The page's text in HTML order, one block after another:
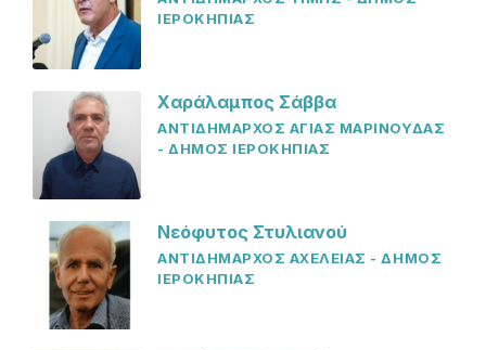
ΙΕΡΟΚΗΠΙΑΣ
Χαράλαμπος Σάββα
ΑΝΤΙΔΗΜΑΡΧΟΣ ΑΓΙΑΣ ΜΑΡΙΝΟΥΔΑΣ
- ΔΗΜΟΣ ΙΕΡΟΚΗΠΙΑΣ
Νεόφυτος Στυλιανού
ΑΝΤΙΔΗΜΑΡΧΟΣ ΑΧΕΛΕΙΑΣ - ΔΗΜΟΣ
ΙΕΡΟΚΗΠΙΑΣ